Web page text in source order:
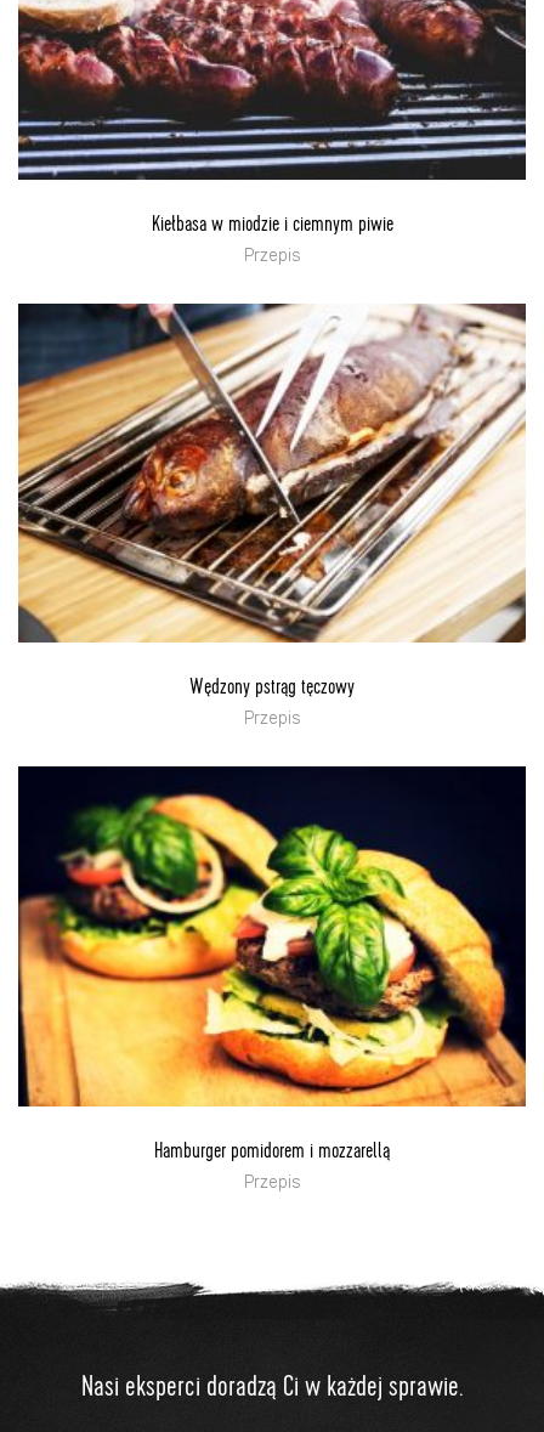
Kiełbasa w miodzie i ciemnym piwie
Przepis
Wędzony pstrąg tęczowy
Przepis
Hamburger pomidorem i mozzarellą
Przepis
Nasi eksperci doradzą Ci w każdej sprawie.